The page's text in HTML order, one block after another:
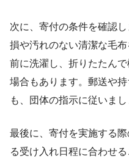
次に、寄付の条件を確認
損や汚れのない清潔な毛
前に洗濯し、折りたたん
場合もあります。郵送や
も、団体の指示に従いまし
最後に、寄付を実施する
る受け入れ日程に合わせ